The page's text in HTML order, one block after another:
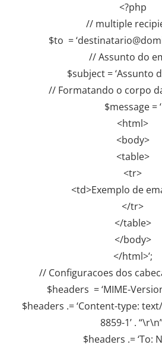
<?php
// multiple
$to =
// Assunto do
$subject = ‘Assunto
// Formatando o corpo
$message = ‘
<html>
<body>
<table>
<tr>
<td>Exemplo de
</tr>
</table>
</body>
</html>’;
// Configuracoes dos
$headers = ‘MIME-
$headers .= ‘Content-type:
8859-1’ .
$headers .= ‘To: